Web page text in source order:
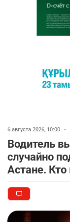
6 августа 2026, 10:00 •
Водитель
случайно
Астане. Кто